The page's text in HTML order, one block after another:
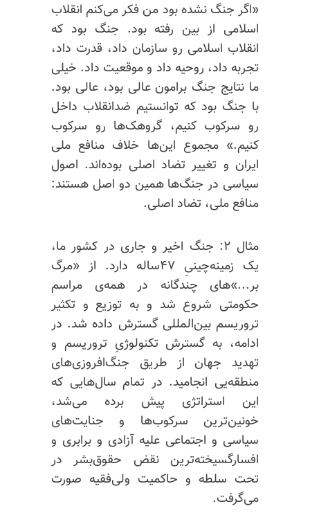
«اگر جنگ نشده بود من فکر می‌کنم انقلاب
اسلامی از بین رفته بود. جنگ بود که
انقلاب اسلامی رو سازمان داد، قدرت داد،
تجربه داد، روحیه داد و موقعیت داد. خیلی
ما نتایج جنگ برامون عالی بود، عالی بود.
با جنگ بود که توانستیم ضدانقلاب داخل
رو سرکوب کنیم، گروهک‌ها رو سرکوب
کنیم.» مجموع این‌ها خلاف منافع ملی
ایران و تغییر تضاد اصلی بوده‌اند. اصول
سیاسی در جنگ‌ها همین دو اصل هستند:
منافع ملی، تضاد اصلی.
مثال ۲: جنگ اخیر و جاری در کشور ما،
یک زمینه‌‌چینیِ ۴۷ساله دارد. از «مرگ
بر...»های چندگانه در همه‌ی مراسم
حکومتی شروع شد و به توزیع و تکثیر
تروریسم بین‌المللی گسترش داده شد. در
ادامه، به گسترش تکنولوژیِ تروریسم و
تهدید جهان از طریق جنگ‌افروزی‌های
منطقه‌یی انجامید. در تمام سال‌هایی که
این استراتژی پیش برده می‌شد،
خونین‌ترین سرکوب‌ها و جنایت‌های
سیاسی و اجتماعی علیه آزادی و برابری و
افسارگسیخته‌ترین نقض حقوق‌بشر در
تحت سلطه‌ و حاکمیت ولی‌فقیه صورت
می‌گرفت.